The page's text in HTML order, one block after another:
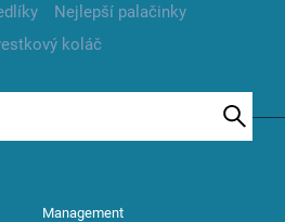
Nejlepší palačinky
koláč
Management